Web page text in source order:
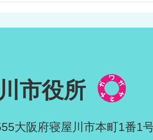
市役所
大阪府寝屋川市本町1番1